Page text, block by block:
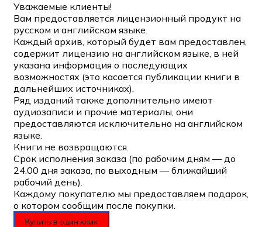
Уважаемые клиенты!
Вам предоставляется лицензионный продукт на
русском и английском языке.
Каждый архив, который будет вам предоставлен,
содержит лицензию на английском языке, в ней
указана информация о последующих
возможностях (это касается публикации книги в
дальнейших источниках).
Ряд изданий также дополнительно имеют
аудиозаписи и прочие материалы, они
предоставляются исключительно на английском
языке.
Книги не возвращаются.
Срок исполнения заказа (по рабочим дням — до
24.00 дня заказа, по выходным — ближайший
рабочий день).
Каждому покупателю мы предоставляем подарок,
о котором сообщим после покупки.
Купить в один клик